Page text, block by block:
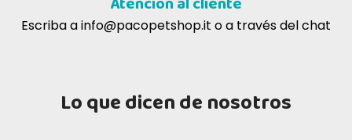
Escriba ainfo@pacopetshop.it o a través del chat
Lo que dicen de nosotros